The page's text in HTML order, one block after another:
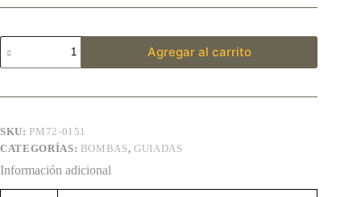
Agregar al carrito
SKU: PM72-0151
CATEGORÍAS: BOMBAS,GUIADAS
Información adicional